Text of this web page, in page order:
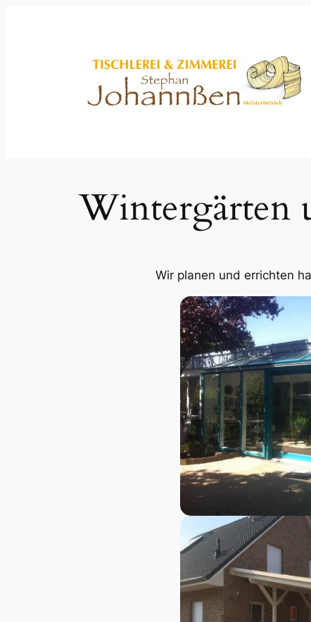
Wintergärten
Wir planen und errichten